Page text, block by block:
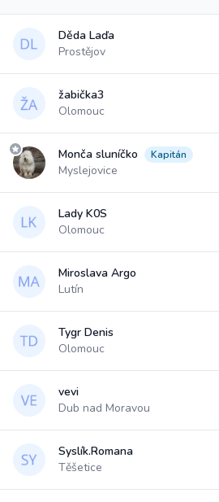
Děda Laďa
Prostějov
žabička3
Olomouc
Monča sluníčko Kapitán
Myslejovice
Lady K0S
Olomouc
Miroslava Argo
Lutín
Tygr Denis
Olomouc
vevi
Dub nad Moravou
Syslík.Romana
Těšetice